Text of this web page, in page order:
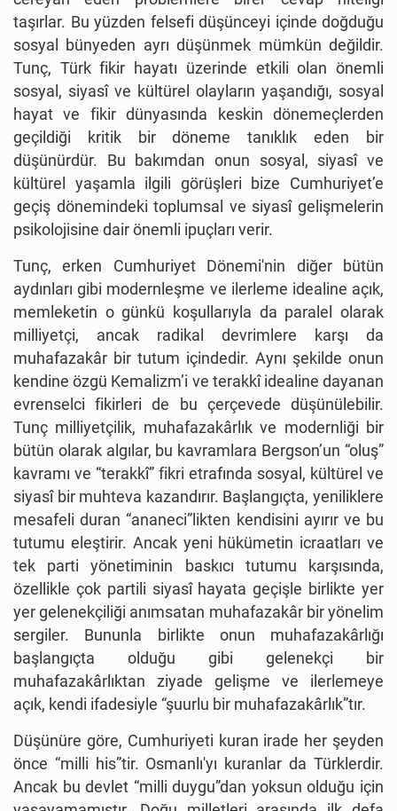
taşırlar. Bu yüzden felsefi düşünceyi içinde doğduğu
sosyal bünyeden ayrı düşünmek mümkün değildir.
Tunç, Türk fikir hayatı üzerinde etkili olan önemli
sosyal, siyasî ve kültürel olayların yaşandığı, sosyal
hayat ve fikir dünyasında keskin dönemeçlerden
geçildiği kritik bir döneme tanıklık eden bir
düşünürdür. Bu bakımdan onun sosyal, siyasî ve
kültürel yaşamla ilgili görüşleri bize Cumhuriyet’e
geçiş dönemindeki toplumsal ve siyasî gelişmelerin
psikolojisine dair önemli ipuçları verir.
Tunç, erken Cumhuriyet Dönemi'nin diğer bütün
aydınları gibi modernleşme ve ilerleme idealine açık,
memleketin o günkü koşullarıyla da paralel olarak
milliyetçi, ancak radikal devrimlere karşı da
muhafazakâr bir tutum içindedir. Aynı şekilde onun
kendine özgü Kemalizm’i ve terakkî idealine dayanan
evrenselci fikirleri de bu çerçevede düşünülebilir.
Tunç milliyetçilik, muhafazakârlık ve modernliği bir
bütün olarak algılar, bu kavramlara Bergson’un “oluş”
kavramı ve “terakkî” fikri etrafında sosyal, kültürel ve
siyasî bir muhteva kazandırır. Başlangıçta, yeniliklere
mesafeli duran “ananeci”likten kendisini ayırır ve bu
tutumu eleştirir. Ancak yeni hükümetin icraatları ve
tek parti yönetiminin baskıcı tutumu karşısında,
özellikle çok partili siyasî hayata geçişle birlikte yer
yer gelenekçiliği anımsatan muhafazakâr bir yönelim
sergiler. Bununla birlikte onun muhafazakârlığı
başlangıçta olduğu gibi gelenekçi bir
muhafazakârlıktan ziyade gelişme ve ilerlemeye
açık, kendi ifadesiyle “şuurlu bir muhafazakârlık”tır.
Düşünüre göre, Cumhuriyeti kuran irade her şeyden
önce “milli his”tir. Osmanlı'yı kuranlar da Türklerdir.
Ancak bu devlet “milli duygu”dan yoksun olduğu için